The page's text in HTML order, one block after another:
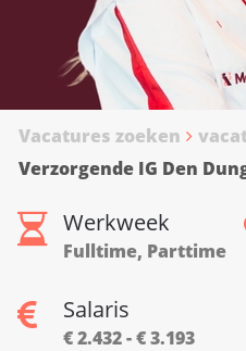
Vacatures zoeken
Verzorgende IG Den
Werkweek
Fulltime, Parttime
Salaris
€ 2.432 - € 3.193